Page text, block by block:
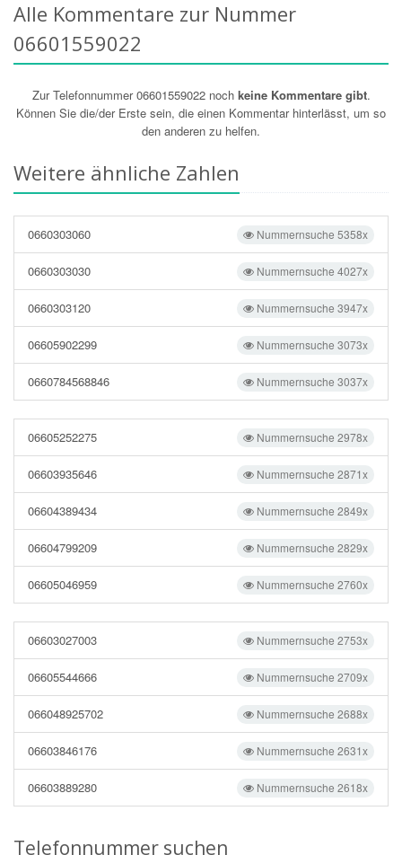
Alle Kommentare zur Nummer
06601559022
Zur Telefonnummer 06601559022 noch keine Kommentare gibt.
Können Sie die/der Erste sein, die einen Kommentar hinterlässt, um so
den anderen zu helfen.
Weitere ähnliche Zahlen
Nummernsuche 5358x
0660303060
Nummernsuche 4027x
0660303030
Nummernsuche 3947x
0660303120
Nummernsuche 3073x
06605902299
Nummernsuche 3037x
0660784568846
Nummernsuche 2978x
06605252275
Nummernsuche 2871x
06603935646
Nummernsuche 2849x
06604389434
Nummernsuche 2829x
06604799209
Nummernsuche 2760x
06605046959
Nummernsuche 2753x
06603027003
Nummernsuche 2709x
06605544666
Nummernsuche 2688x
066048925702
Nummernsuche 2631x
06603846176
Nummernsuche 2618x
06603889280
Telefonnummer suchen